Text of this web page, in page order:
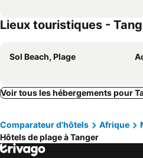
Lieux touristiques -
Sol Beach, Plage
Voir tous les hébergements pour
Comparateur d'hôtels Afrique
Hôtels de plage à Tanger